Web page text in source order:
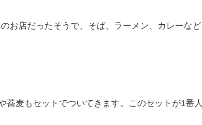
お店だったそうで、そば、ラーメン、カレーなど
蕎麦もセットでついてきます。このセットが1番人